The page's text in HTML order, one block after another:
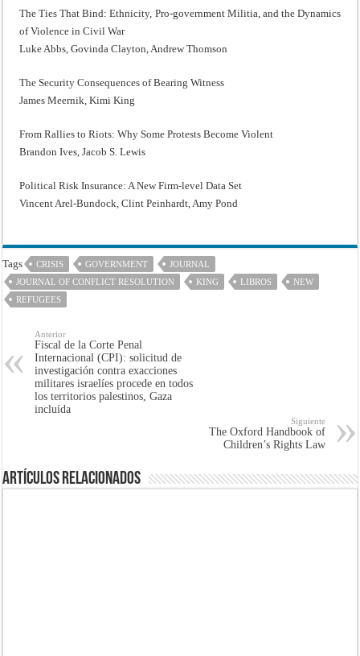
The Ties That Bind: Ethnicity, Pro-government Militia, and the Dynamics
of Violence in Civil War
Luke Abbs, Govinda Clayton, Andrew Thomson
The Security Consequences of Bearing Witness
James Meernik, Kimi King
From Rallies to Riots: Why Some Protests Become Violent
Brandon Ives, Jacob S. Lewis
Political Risk Insurance: A New Firm-level Data Set
Vincent Arel-Bundock, Clint Peinhardt, Amy Pond
Tags CRISIS GOVERNMENT
JOURNAL
JOURNAL OF CONFLICT RESOLUTION
KING LIBROS
NEW
REFUGEES
Anterior
Fiscal de la Corte Penal
Internacional (CPI): solicitud de
investigación contra exacciones
militares israelíes procede en todos
los territorios palestinos, Gaza
incluída
Siguiente
The Oxford Handbook of
Children’s Rights Law
Artículos Relacionados